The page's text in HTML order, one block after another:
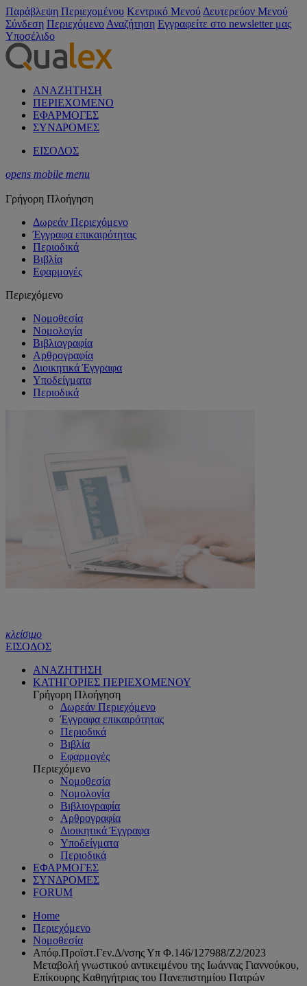
Παράβλεψη Περιεχομένου Κεντρικό Μενού Δευτερεύον Μενού
Σύνδεση Περιεχόμενο Αναζήτηση Εγγραφείτε στο newsletter μας
Υποσέλιδο
ΑΝΑΖΗΤΗΣΗ
ΠΕΡΙΕΧΟΜΕΝΟ
ΕΦΑΡΜΟΓΕΣ
ΣΥΝΔΡΟΜΕΣ
ΕΙΣΟΔΟΣ
opens mobile menu
Γρήγορη Πλοήγηση
Δωρεάν Περιεχόμενο
Έγγραφα επικαιρότητας
Περιοδικά
Βιβλία
Εφαρμογές
Περιεχόμενο
Νομοθεσία
Νομολογία
Βιβλιογραφία
Αρθρογραφία
Διοικητικά Έγγραφα
Υποδείγματα
Περιοδικά
κλείσιμο
ΕΙΣΟΔΟΣ
ΑΝΑΖΗΤΗΣΗ
ΚΑΤΗΓΟΡΙΕΣ ΠΕΡΙΕΧΟΜΕΝΟΥ
Γρήγορη Πλοήγηση
Δωρεάν Περιεχόμενο
Έγγραφα επικαιρότητας
Περιοδικά
Βιβλία
Εφαρμογές
Περιεχόμενο
Νομοθεσία
Νομολογία
Βιβλιογραφία
Αρθρογραφία
Διοικητικά Έγγραφα
Υποδείγματα
Περιοδικά
ΕΦΑΡΜΟΓΕΣ
ΣΥΝΔΡΟΜΕΣ
FORUM
Home
Περιεχόμενο
Νομοθεσία
Απόφ.Προϊστ.Γεν.Δ/νσης Υπ Φ.146/127988/Ζ2/2023
Μεταβολή γνωστικού αντικειμένου της Ιωάννας Γιαννούκου,
Επίκουρης Καθηγήτριας του Πανεπιστημίου Πατρών